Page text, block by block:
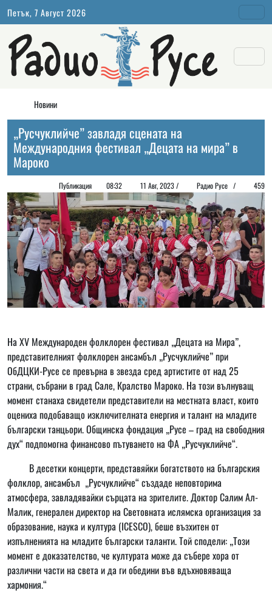
Петък, 7 Август 2026
Новини
„Русчуклийче” завладя сцената на
Международния фестивал „Децата на мира” в
Мароко
Публикация 08:32 11 Авг, 2023 / Радио Русе / 459
На XV Международен фолклорен фестивал „Децата на Мира”,
представителният фолклорен ансамбъл „Русчуклийче” при
ОбДЦКИ-Русе се превърна в звезда сред артистите от над 25
страни, събрани в град Сале, Кралство Мароко. На този вълнуващ
момент станаха свидетели представители на местната власт, които
оцениха подобаващо изключителната енергия и талант на младите
български танцьори. Общинска фондация „Русе – град на свободния
дух“ подпомогна финансово пътуването на ФА „Русчуклийче“.
В десетки концерти, представяйки богатството на българския
фолклор, ансамбъл „Русчуклийче“ създаде неповторима
атмосфера, завладявайки сърцата на зрителите. Доктор Салим Ал-
Малик, генерален директор на Световната ислямска организация за
образование, наука и култура (ICESCO), беше възхитен от
изпълненията на младите български таланти. Той сподели: „Този
момент е доказателство, че културата може да събере хора от
различни части на света и да ги обедини във вдъхновяваща
хармония.“